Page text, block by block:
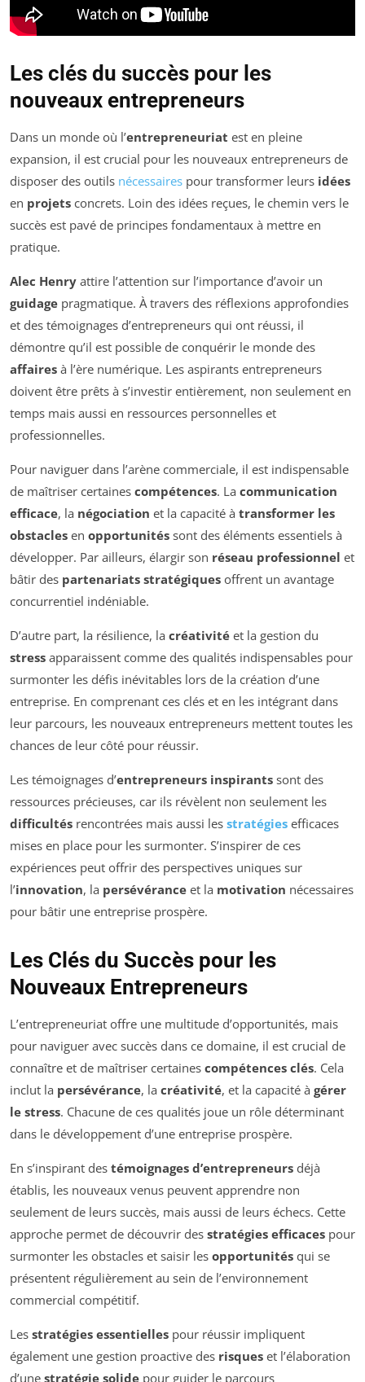
Les clés du succès pour les
nouveaux entrepreneurs
Dans un monde où l’entrepreneuriat est en pleine
expansion, il est crucial pour les nouveaux entrepreneurs de
disposer des outils nécessaires pour transformer leurs idées
en projets concrets. Loin des idées reçues, le chemin vers le
succès est pavé de principes fondamentaux à mettre en
pratique.
Alec Henry attire l’attention sur l’importance d’avoir un
guidage pragmatique. À travers des réflexions approfondies
et des témoignages d’entrepreneurs qui ont réussi, il
démontre qu’il est possible de conquérir le monde des
affaires à l’ère numérique. Les aspirants entrepreneurs
doivent être prêts à s’investir entièrement, non seulement en
temps mais aussi en ressources personnelles et
professionnelles.
Pour naviguer dans l’arène commerciale, il est indispensable
de maîtriser certaines compétences. La communication
efficace, la négociation et la capacité à transformer les
obstacles en opportunités sont des éléments essentiels à
développer. Par ailleurs, élargir son réseau professionnel et
bâtir des partenariats stratégiques offrent un avantage
concurrentiel indéniable.
D’autre part, la résilience, la créativité et la gestion du
stress apparaissent comme des qualités indispensables pour
surmonter les défis inévitables lors de la création d’une
entreprise. En comprenant ces clés et en les intégrant dans
leur parcours, les nouveaux entrepreneurs mettent toutes les
chances de leur côté pour réussir.
Les témoignages d’entrepreneurs inspirants sont des
ressources précieuses, car ils révèlent non seulement les
difficultés rencontrées mais aussi les stratégies efficaces
mises en place pour les surmonter. S’inspirer de ces
expériences peut offrir des perspectives uniques sur
l’innovation, la persévérance et la motivation nécessaires
pour bâtir une entreprise prospère.
Les Clés du Succès pour les
Nouveaux Entrepreneurs
L’entrepreneuriat offre une multitude d’opportunités, mais
pour naviguer avec succès dans ce domaine, il est crucial de
connaître et de maîtriser certaines compétences clés. Cela
inclut la persévérance, la créativité, et la capacité à gérer
le stress. Chacune de ces qualités joue un rôle déterminant
dans le développement d’une entreprise prospère.
En s’inspirant des témoignages d’entrepreneurs déjà
établis, les nouveaux venus peuvent apprendre non
seulement de leurs succès, mais aussi de leurs échecs. Cette
approche permet de découvrir des stratégies efficaces pour
surmonter les obstacles et saisir les opportunités qui se
présentent régulièrement au sein de l’environnement
commercial compétitif.
Les stratégies essentielles pour réussir impliquent
également une gestion proactive des risques et l’élaboration
d’une stratégie solide pour guider le parcours